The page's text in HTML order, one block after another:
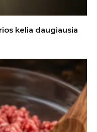
kelia daugiausia